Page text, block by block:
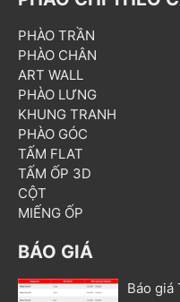
PHÀO TRẦN
PHÀO CHÂN
ART WALL
PHÀO LƯNG
KHUNG TRANH
PHÀO GÓC
TẤM FLAT
TẤM ỐP 3D
CỘT
MIẾNG ỐP
BÁO GIÁ
Báo giá